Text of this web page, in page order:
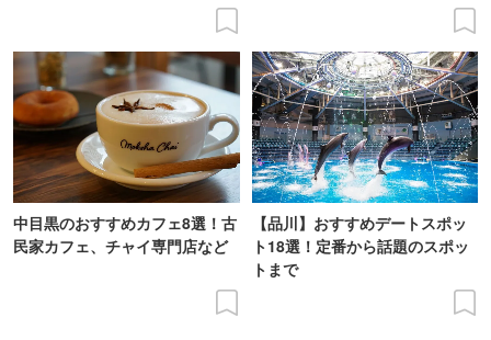
中目黒のおすすめカフェ8選！古
民家カフェ、チャイ専門店など
【品川】おすすめデートスポッ
ト18選！定番から話題のスポッ
トまで